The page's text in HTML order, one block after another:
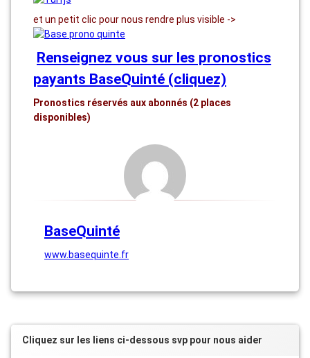
et un petit clic pour nous rendre plus visible ->
Renseignez vous sur les pronostics
payants BaseQuinté (cliquez)
Pronostics réservés aux abonnés (2 places
disponibles)
BaseQuinté
www.basequinte.fr
Cliquez sur les liens ci-dessous svp pour nous aider